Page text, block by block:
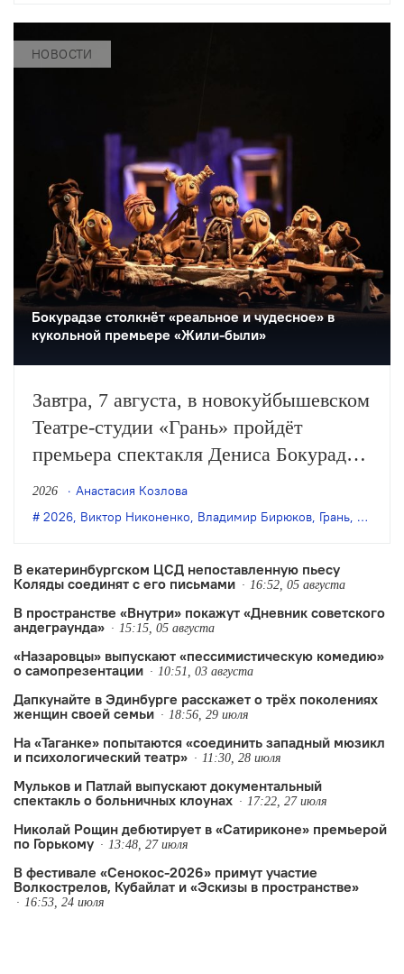
«Бедная Лиза» по одноимённой
повести Карамзина. Постановка
НОВОСТИ
Бокурадзе столкнëт «реальное и чудесное» в
кукольной премьере «Жили-были»
Завтра, 7 августа, в новокуйбышевском
Театре-студии «Грань» пройдёт
премьера спектакля Дениса Бокурадзе
«Жили-были» по пьесе Владимира
Бирюкова.
2026
Анастасия Козлова
2026, Виктор Никоненко, Владимир Бирюков, Грань, Денис
В екатеринбургском ЦСД непоставленную пьесу
Коляды соединят с его письмами
16:52, 05 августа
В пространстве «Внутри» покажут «Дневник советского
андеграунда»
15:15, 05 августа
«Назаровцы» выпускают «пессимистическую комедию»
о самопрезентации
10:51, 03 августа
Дапкунайте в Эдинбурге расскажет о трёх поколениях
женщин своей семьи
18:56, 29 июля
На «Таганке» попытаются «соединить западный мюзикл
и психологический театр»
11:30, 28 июля
Мульков и Патлай выпускают документальный
спектакль о больничных клоунах
17:22, 27 июля
Николай Рощин дебютирует в «Сатириконе» премьерой
по Горькому
13:48, 27 июля
В фестивале «Сенокос-2026» примут участие
Волкострелов, Кубайлат и «Эскизы в пространстве»
16:53, 24 июля